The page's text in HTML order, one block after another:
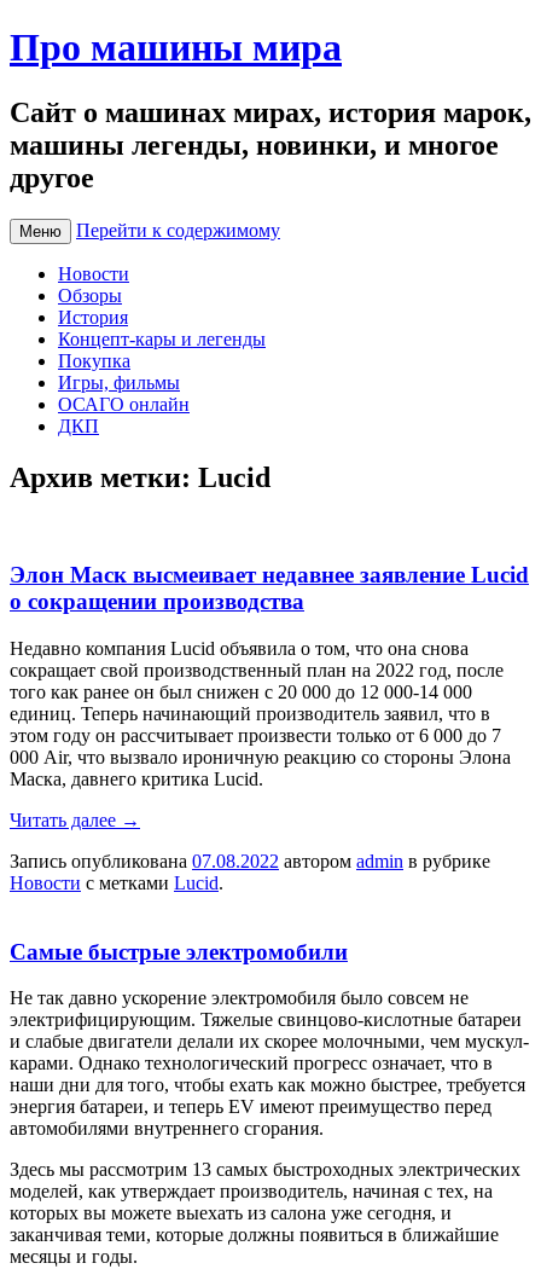
Про машины мира
Сайт о машинах мирах, история марок,
машины легенды, новинки, и многое
другое
Меню Перейти к содержимому
Новости
Обзоры
История
Концепт-кары и легенды
Покупка
Игры, фильмы
ОСАГО онлайн
ДКП
Архив метки: Lucid
Элон Маск высмеивает недавнее заявление Lucid
о сокращении производства
Недавно компания Lucid объявила о том, что она снова
сокращает свой производственный план на 2022 год, после
того как ранее он был снижен с 20 000 до 12 000-14 000
единиц. Теперь начинающий производитель заявил, что в
этом году он рассчитывает произвести только от 6 000 до 7
000 Air, что вызвало ироничную реакцию со стороны Элона
Маска, давнего критика Lucid.
Читать далее →
Запись опубликована 07.08.2022 автором admin в рубрике
Новости с метками Lucid.
Самые быстрые электромобили
Не так давно ускорение электромобиля было совсем не
электрифицирующим. Тяжелые свинцово-кислотные батареи
и слабые двигатели делали их скорее молочными, чем мускул-
карами. Однако технологический прогресс означает, что в
наши дни для того, чтобы ехать как можно быстрее, требуется
энергия батареи, и теперь EV имеют преимущество перед
автомобилями внутреннего сгорания.
Здесь мы рассмотрим 13 самых быстроходных электрических
моделей, как утверждает производитель, начиная с тех, на
которых вы можете выехать из салона уже сегодня, и
заканчивая теми, которые должны появиться в ближайшие
месяцы и годы.